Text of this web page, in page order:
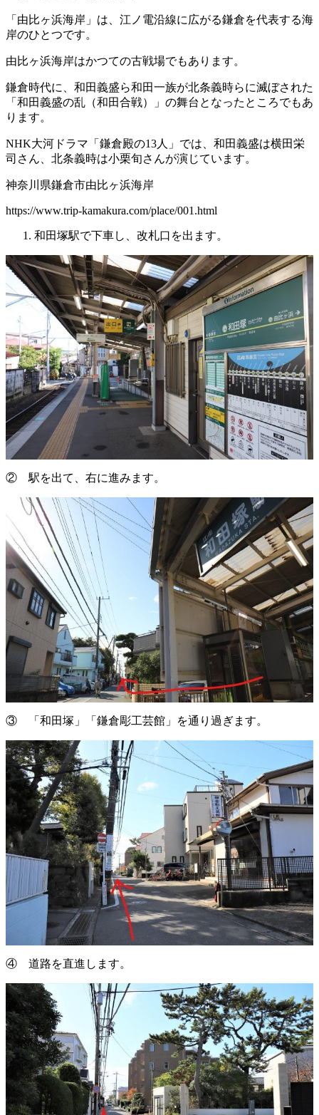
「由比ヶ浜海岸」は、江ノ電沿線に広がる鎌倉を代表する海
岸のひとつです。
由比ヶ浜海岸はかつての古戦場でもあります。
鎌倉時代に、和田義盛ら和田一族が北条義時らに滅ぼされた
「和田義盛の乱（和田合戦）」の舞台となったところでもあ
ります。
NHK大河ドラマ「鎌倉殿の13人」では、和田義盛は横田栄
司さん、北条義時は小栗旬さんが演じています。
神奈川県鎌倉市由比ヶ浜海岸
https://www.trip-kamakura.com/place/001.html
和田塚駅で下車し、改札口を出ます。
② 駅を出て、右に進みます。
③ 「和田塚」「鎌倉彫工芸館」を通り過ぎます。
④ 道路を直進します。